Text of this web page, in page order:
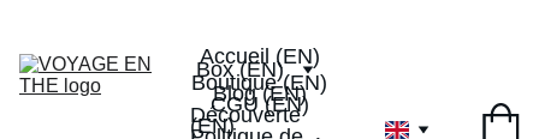
1ervoyageenthe
Accueil (EN)
Box (EN)
Boutique (EN)
Blog (EN)
CGU (EN)
Découverte
(EN)